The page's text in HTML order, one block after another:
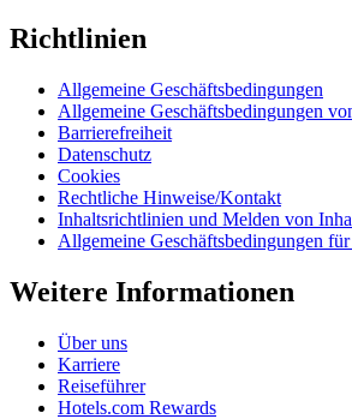
Richtlinien
Allgemeine Geschäftsbedingungen
Allgemeine Geschäftsbedingungen
Barrierefreiheit
Datenschutz
Cookies
Rechtliche Hinweise/Kontakt
Inhaltsrichtlinien und Melden von
Allgemeine Geschäftsbedingungen
Weitere Informationen
Über uns
Karriere
Reiseführer
Hotels.com Rewards